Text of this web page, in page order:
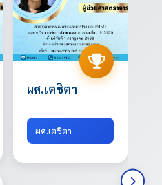
ผศ.เตชิตา
ผศ.เตชิตา